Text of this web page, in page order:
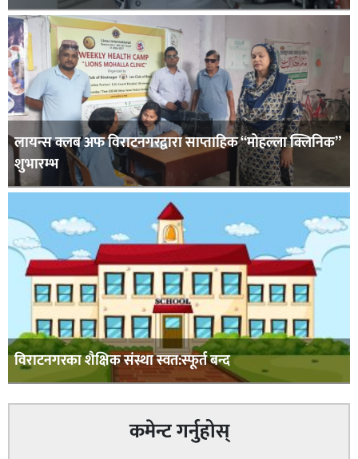
लायन्स क्लब अफ विराटनगरद्वारा साप्ताहिक “मोहल्ला क्लिनिक”
शुभारम्भ
विराटनगरका शैक्षिक संस्था स्वत:स्फूर्त बन्द
कमेन्ट गर्नुहोस्